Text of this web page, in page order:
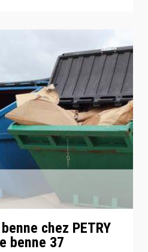
chez PETRY
benne 37